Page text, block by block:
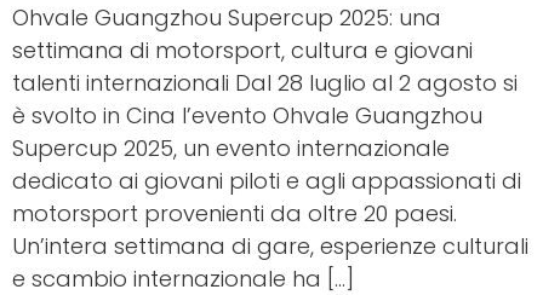
Ohvale Guangzhou Supercup 2025: una
settimana di motorsport, cultura e giovani
talenti internazionali Dal 28 luglio al 2 agosto si
è svolto in Cina l’evento Ohvale Guangzhou
Supercup 2025, un evento internazionale
dedicato ai giovani piloti e agli appassionati di
motorsport provenienti da oltre 20 paesi.
Un’intera settimana di gare, esperienze culturali
e scambio internazionale ha […]